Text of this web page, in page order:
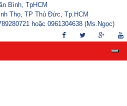
Bình, TpHCM
Thọ, TP Thủ Đức, Tp.HCM
hoặc 0961304638 (Ms.Ngọc)